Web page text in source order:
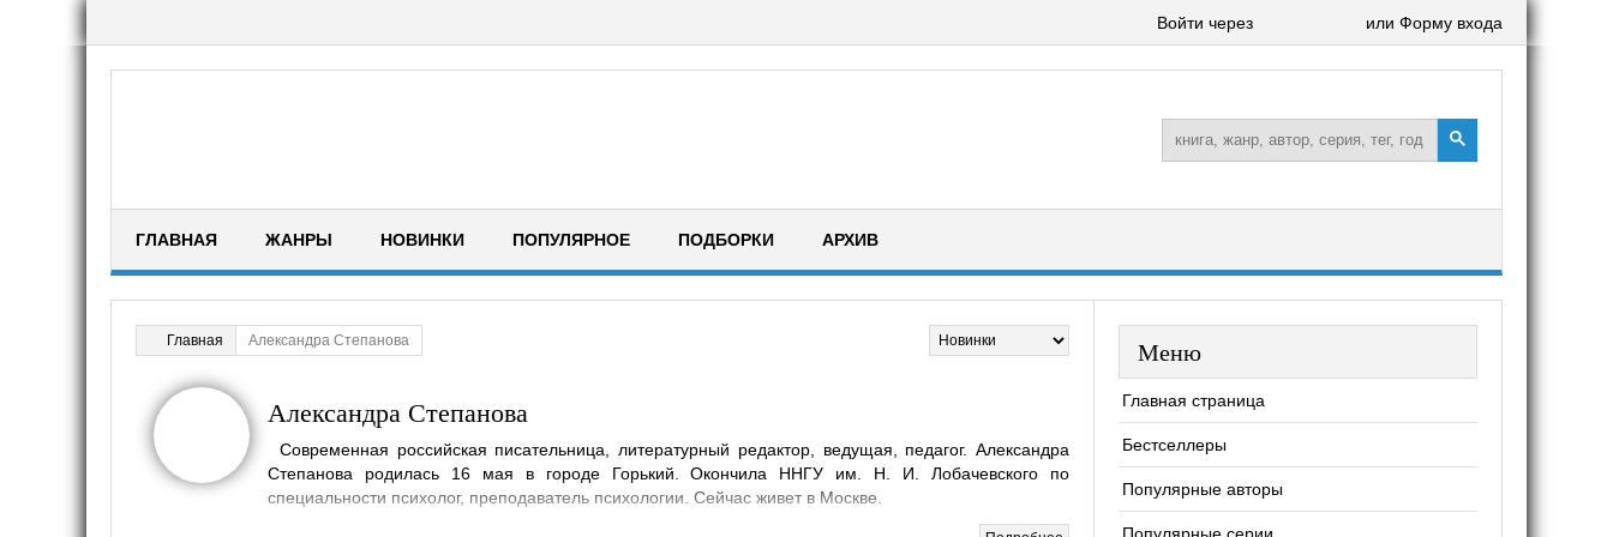
Войти через или Форму входа
ГЛАВНАЯ ЖАНРЫ НОВИНКИ ПОПУЛЯРНОЕ ПОДБОРКИ АРХИВ
Главная Александра Степанова
Александра Степанова
Современная российская писательница, литературный редактор, ведущая, педагог. Александра
Степанова родилась 16 мая в городе Горький. Окончила ННГУ им. Н. И. Лобачевского по
специальности психолог, преподаватель психологии. Сейчас живет в Москве.
Меню
Главная страница
Бестселлеры
Популярные авторы